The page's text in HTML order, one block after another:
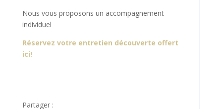
Nous vous proposons un accompagnement
individuel
Réservez votre entretien découverte offert
ici!
Partager :